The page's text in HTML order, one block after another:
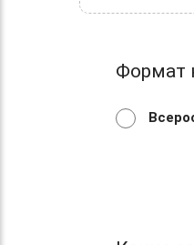
Формат